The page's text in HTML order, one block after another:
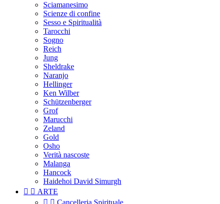
Sciamanesimo
Scienze di confine
Sesso e Spiritualità
Tarocchi
Sogno
Reich
Jung
Sheldrake
Naranjo
Hellinger
Ken Wilber
Schützenberger
Grof
Marucchi
Zeland
Gold
Osho
Verità nascoste
Malanga
Hancock
Haidehoi David Simurgh
  ARTE
  Cancelleria Spirituale